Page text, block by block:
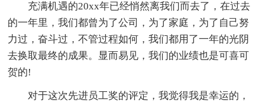
充满机遇的20xx年已经悄然离我们而去了，在过去
的一年里，我们都曾为了公司，为了家庭，为了自己努
力过，奋斗过，不管过程如何，我们都用了一年的光阴
去换取最终的成果。显而易见，我们的业绩也是可喜可
贺的!
对于这次先进员工奖的评定，我觉得我是幸运的，